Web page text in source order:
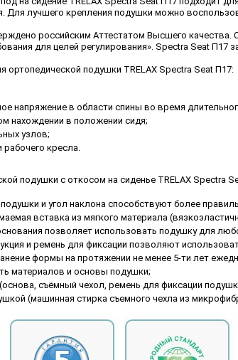
Для лучшего крепления подушки можно
российским Аттестатом Высшего качества.
для целей регулирования». Spectra Seat
ортопедической подушки TRELAX Spectra Seat П17:
напряжение в области спины во время
нахождении в положении сидя;
узлов;
кресла.
подушки с откосом на сиденье TRELAX Spectra
и угол наклона способствуют более
вставка из мягкого материала
позволяет использовать подушку для
и ремень для фиксации позволяют
формы на протяжении не менее 5-ти лет
материалов и основы подушки;
съёмный чехол, ремень для фиксации
(машинная стирка съемного чехла из